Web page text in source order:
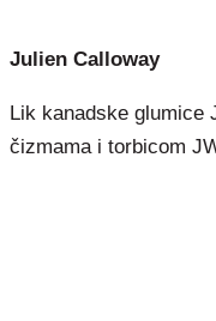
Julien Calloway
Lik kanadske glumice
čizmama i torbicom